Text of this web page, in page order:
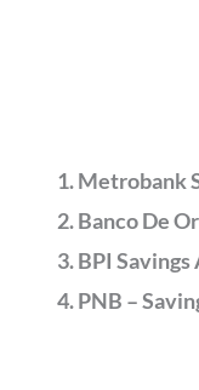
Metrobank
Banco De
BPI
PNB –